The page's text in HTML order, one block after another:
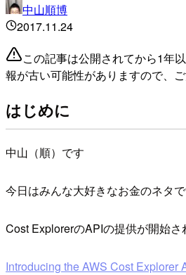
中山順博
2017.11.24
この記事は公開されてから1年
報が古い可能性がありますので、ご
はじめに
中山（順）です
今日はみんな大好きなお金のネタ
Cost ExplorerのAPIの提供が開始さ
Introducing the AWS Cost Explorer